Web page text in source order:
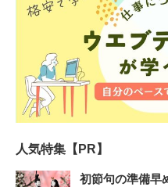
人気特集【PR】
初節句の準備